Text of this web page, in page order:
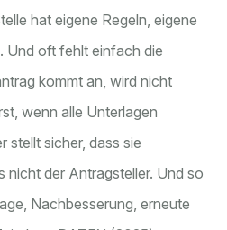
hat eigene Regeln, eigene
Und oft fehlt einfach die
kommt an, wird nicht
wenn alle Unterlagen
stellt sicher, dass sie
nicht der Antragsteller. Und so
Nachbesserung, erneute